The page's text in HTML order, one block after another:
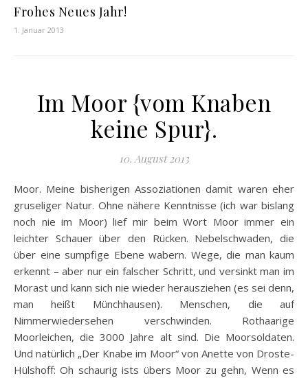
Frohes Neues Jahr!
1. Januar 2013
Im Moor {vom Knaben
keine Spur}.
10. August 2013
Moor. Meine bisherigen Assoziationen damit waren eher
gruseliger Natur. Ohne nähere Kenntnisse (ich war bislang
noch nie im Moor) lief mir beim Wort Moor immer ein
leichter Schauer über den Rücken. Nebelschwaden, die
über eine sumpfige Ebene wabern. Wege, die man kaum
erkennt – aber nur ein falscher Schritt, und versinkt man im
Morast und kann sich nie wieder herausziehen (es sei denn,
man heißt Münchhausen). Menschen, die auf
Nimmerwiedersehen verschwinden. Rothaarige
Moorleichen, die 3000 Jahre alt sind. Die Moorsoldaten.
Und natürlich „Der Knabe im Moor“ von Anette von Droste-
Hülshoff: Oh schaurig ists übers Moor zu gehn, Wenn es